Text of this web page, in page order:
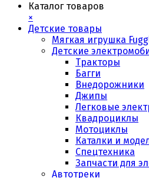
Каталог товаров
×
Детские товары
Мягкая игрушка
Детские
Тракторы
Багги
Внедорожники
Джипы
Легковые
Квадроциклы
Мотоциклы
Каталки и
Спецтехника
Запчасти для
Автотреки